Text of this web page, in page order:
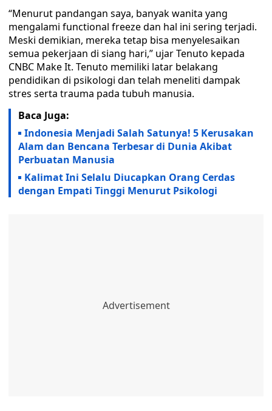
“Menurut pandangan saya, banyak wanita yang
mengalami functional freeze dan hal ini sering terjadi.
Meski demikian, mereka tetap bisa menyelesaikan
semua pekerjaan di siang hari,” ujar Tenuto kepada
CNBC Make It. Tenuto memiliki latar belakang
pendidikan di psikologi dan telah meneliti dampak
stres serta trauma pada tubuh manusia.
Baca Juga:
Indonesia Menjadi Salah Satunya! 5 Kerusakan
Alam dan Bencana Terbesar di Dunia Akibat
Perbuatan Manusia
Kalimat Ini Selalu Diucapkan Orang Cerdas
dengan Empati Tinggi Menurut Psikologi